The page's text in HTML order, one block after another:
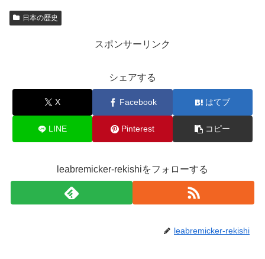
日本の歴史
スポンサーリンク
シェアする
X Facebook はてブ
LINE Pinterest コピー
leabremicker-rekishiをフォローする
leabremicker-rekishi